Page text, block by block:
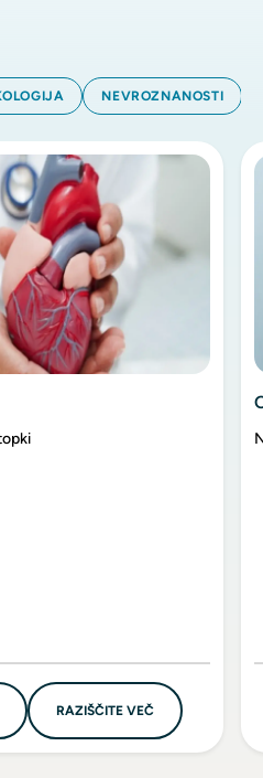
NEVROZNANOSTI
RAZIŠČITE VEČ